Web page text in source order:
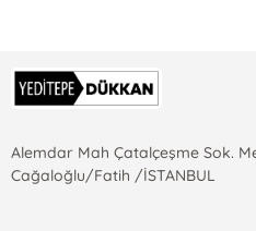
Alemdar Mah Çatalçeşme Sok.
Cağaloğlu/Fatih /İSTANBUL